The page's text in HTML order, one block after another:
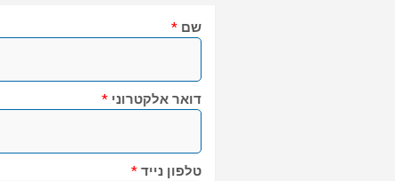
שם *
דואר אלקטרוני *
טלפון נייד *